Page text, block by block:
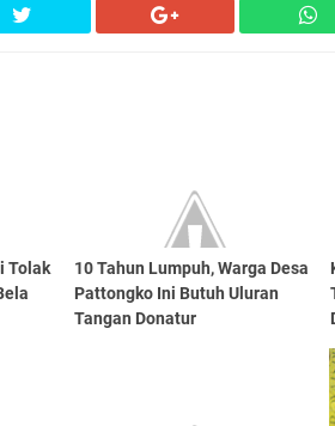
Tolak
10 Tahun Lumpuh, Warga Desa
Pattongko Ini Butuh Uluran
Tangan Donatur